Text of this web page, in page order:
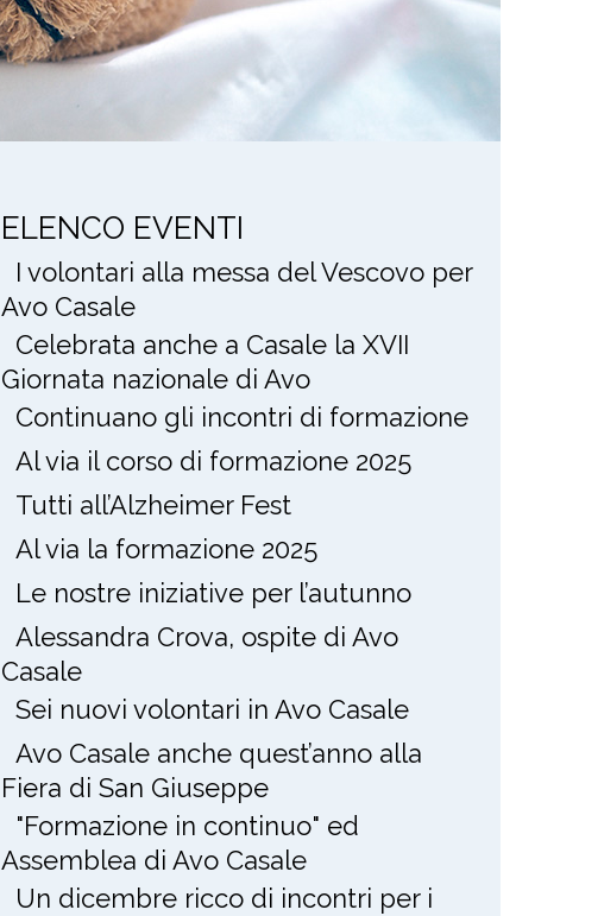
ELENCO EVENTI
I volontari alla messa del Vescovo per
Avo Casale
Celebrata anche a Casale la XVII
Giornata nazionale di Avo
Continuano gli incontri di formazione
Al via il corso di formazione 2025
Tutti all’Alzheimer Fest
Al via la formazione 2025
Le nostre iniziative per l’autunno
Alessandra Crova, ospite di Avo
Casale
Sei nuovi volontari in Avo Casale
Avo Casale anche quest’anno alla
Fiera di San Giuseppe
"Formazione in continuo" ed
Assemblea di Avo Casale
Un dicembre ricco di incontri per i